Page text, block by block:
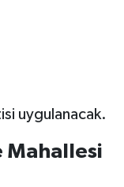
uygulanacak.
Mahallesi